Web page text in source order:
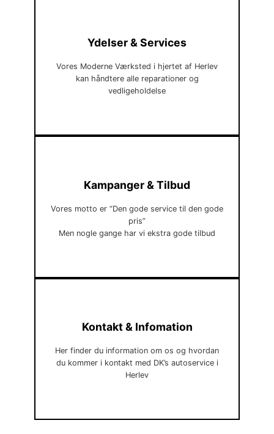
Ydelser & Services
Vores Moderne Værksted i hjertet af Herlev
kan håndtere alle reparationer og
vedligeholdelse
Kampanger & Tilbud
Vores motto er “Den gode service til den gode
pris”
Men nogle gange har vi ekstra gode tilbud
Kontakt & Infomation
Her finder du information om os og hvordan
du kommer i kontakt med DK’s autoservice i
Herlev